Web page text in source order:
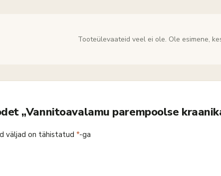
Tooteülevaateid veel ei ole. Ole esimene,
„Vannitoavalamu parempoolse
väljad on tähistatud *-ga